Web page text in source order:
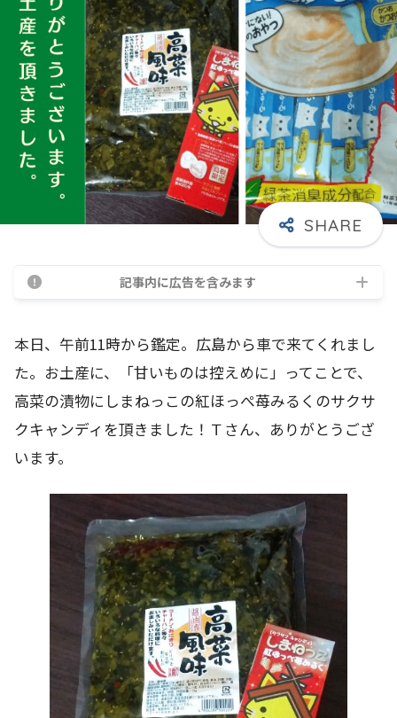
記事内に広告を含みます
本日、午前11時から鑑定。広島から車で来てくれまし
た。お土産に、「甘いものは控えめに」ってことで、
高菜の漬物にしまねっこの紅ほっぺ苺みるくのサクサ
クキャンディを頂きました！Ｔさん、ありがとうござ
います。